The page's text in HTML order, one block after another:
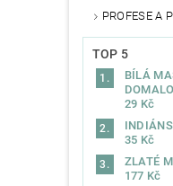
PROFESE A
TOP 5
BÍLÁ
29 Kč
35 Kč
ZLATÉ
177 Kč